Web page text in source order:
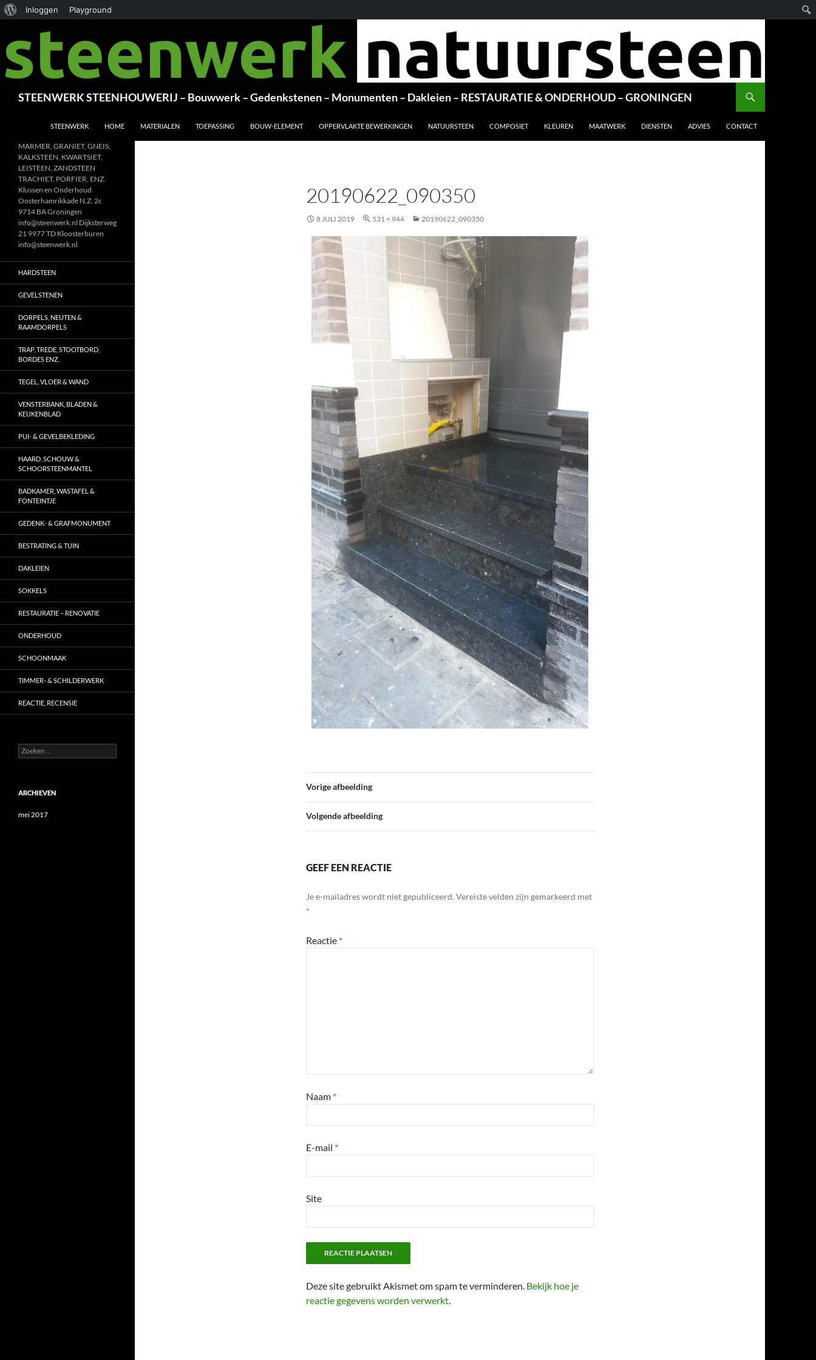
Over
Inloggen Playground
naar
de
inhoud
STEENWERK STEENHOUWERIJ – Bouwwerk – Gedenkstenen – Monumenten – Dakleien – RESTAURATIE & ONDERHOUD – GRONINGEN
STEENWERK HOME MATERIALEN TOEPASSING BOUW-ELEMENT OPPERVLAKTE BEWERKINGEN NATUURSTEEN COMPOSIET KLEUREN MAATWERK DIENSTEN ADVIES CONTACT
20190622_090350
8 JULI 2019 531 × 944 20190622_090350
Vorige afbeelding
Volgende afbeelding
GEEF EEN REACTIE
Je e-mailadres wordt niet gepubliceerd. Vereiste velden zijn gemarkeerd met
*
Reactie *
Naam *
E-mail *
Site
Deze site gebruikt Akismet om spam te verminderen. Bekijk hoe je
reactie gegevens worden verwerkt
MARMER, GRANIET, GNEIS,
KALKSTEEN, KWARTSIET,
LEISTEEN, ZANDSTEEN
TRACHIET, PORFIER, ENZ.
Klussen en Onderhoud
Oosterhamrikkade N.Z. 2c
9714 BA Groningen
info@steenwerk.nl Dijksterweg
21 9977 TD Kloosterburen
info@steenwerk.nl
HARDSTEEN
GEVELSTENEN
DORPELS, NEUTEN &
RAAMDORPELS
TRAP, TREDE, STOOTBORD,
BORDES ENZ.
TEGEL, VLOER & WAND
VENSTERBANK, BLADEN &
KEUKENBLAD
PUI- & GEVELBEKLEDING
HAARD, SCHOUW &
SCHOORSTEENMANTEL
BADKAMER, WASTAFEL &
FONTEINTJE
GEDENK- & GRAFMONUMENT
BESTRATING & TUIN
DAKLEIEN
SOKKELS
RESTAURATIE – RENOVATIE
ONDERHOUD
SCHOONMAAK
TIMMER- & SCHILDERWERK
REACTIE, RECENSIE
Zoeken
naar:
ARCHIEVEN
mei 2017